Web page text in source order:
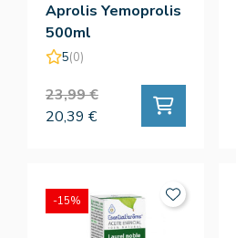
Aprolis Yemoprolis
500ml
5(0)
23,99 €
20,39 €
-15%